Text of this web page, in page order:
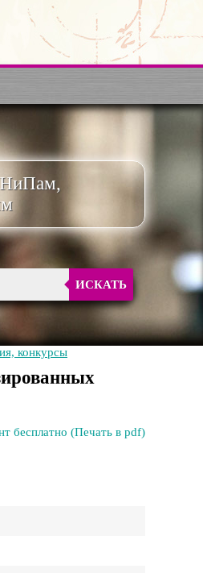
ИСКАТЬ
конкурсы
бесплатно (Печать в pdf)